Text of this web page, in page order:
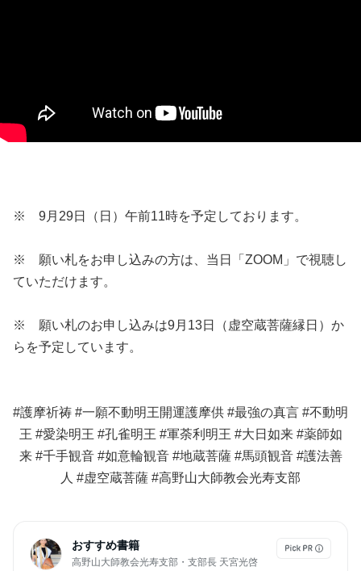
※ 9月29日（日）午前11時を予定しております。
※ 願い札をお申し込みの方は、当日「ZOOM」で視聴し
ていただけます。
※ 願い札のお申し込みは9月13日（虚空蔵菩薩縁日）か
らを予定しています。
#護摩祈祷 #一願不動明王開運護摩供 #最強の真言 #不動明
王 #愛染明王 #孔雀明王 #軍荼利明王 #大日如来 #薬師如
来 #千手観音 #如意輪観音 #地蔵菩薩 #馬頭観音 #護法善
人 #虚空蔵菩薩 #高野山大師教会光寿支部
おすすめ書籍
高野山大師教会光寿支部・支部長 天宮光啓